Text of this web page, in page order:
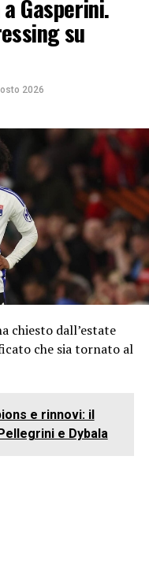
Gasperini.
su
2026
chiesto dall’estate
che sia tornato al
e rinnovi: il
e Dybala